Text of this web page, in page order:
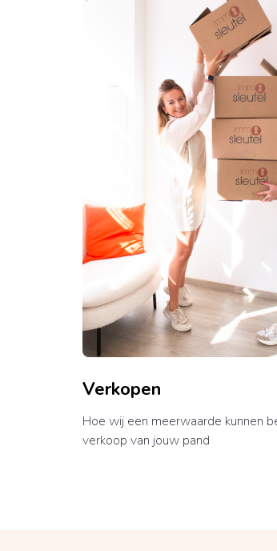
Verkopen
Hoe wij een meerwaarde kunnen
verkoop van jouw pand